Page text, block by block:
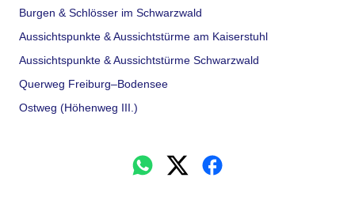
Burgen & Schlösser im Schwarzwald
Aussichtspunkte & Aussichtstürme am Kaiserstuhl
Aussichtspunkte & Aussichtstürme Schwarzwald
Querweg Freiburg–Bodensee
Ostweg (Höhenweg III.)